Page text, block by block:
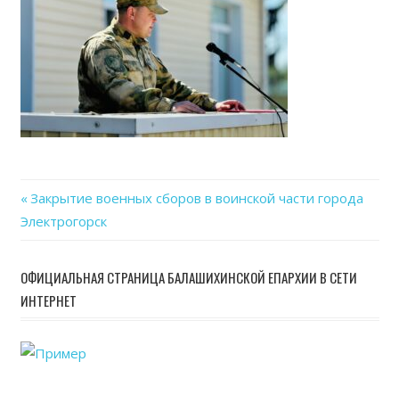
Навигация
записям
Previous
Post:
Закрытие военных сборов в воинской части города
Электрогорск
ОФИЦИАЛЬНАЯ СТРАНИЦА БАЛАШИХИНСКОЙ ЕПАРХИИ В СЕТИ
ИНТЕРНЕТ